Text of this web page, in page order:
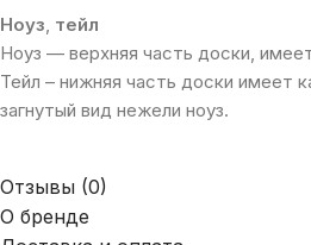
Ноуз, тейл
Ноуз — верхняя часть доски,
Тейл – нижняя часть доски имеет
загнутый вид нежели ноуз.
Отзывы (0)
О бренде